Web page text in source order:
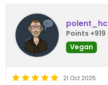
polent_hc
Points +919
Vegan
21 Oct 2025